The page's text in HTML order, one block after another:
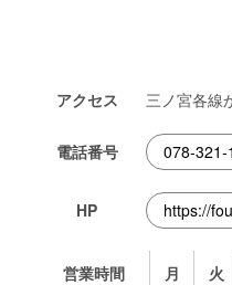
アクセス 三ノ宮各線
電話番号 078-321-
HP https://
営業時間 月 火